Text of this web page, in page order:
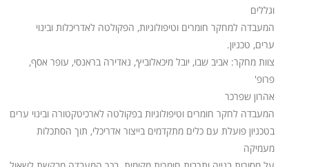
וגללים
המעבדה למחקר חומרים וטיפולוגיות, הפקולטה לאדריכלות ובינוי
ערים, טכניון.
צוות מחקר: אביב שבו, יובל מיכאלוביץ׳, נאדירה בראנסי, עופר אסף,
פרופ'
אהרון שפרכר
המעבדה לחקר חומרים וטיפולוגיות בפקולטה לארכיטקטורה ובינוי ערים
בטכניון פועלת עם כלים מתקדמים בייצור אדריכלי, תוך הסתכלות
מעמיקה